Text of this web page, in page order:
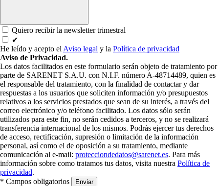
Quiero recibir la newsletter trimestral
✔
He leído y acepto el Aviso legal y la Política de privacidad
Aviso de Privacidad.
Los datos facilitados en este formulario serán objeto de tratamiento por
parte de SARENET S.A.U. con N.I.F. número A-48714489, quien es
el responsable del tratamiento, con la finalidad de contactar y dar
respuestas a los usuarios que soliciten información y/o presupuestos
relativos a los servicios prestados que sean de su interés, a través del
correo electrónico y/o teléfono facilitado. Los datos sólo serán
utilizados para este fin, no serán cedidos a terceros, y no se realizará
transferencia internacional de los mismos. Podrás ejercer tus derechos
de acceso, rectificación, supresión o limitación de la información
personal, así como el de oposición a su tratamiento, mediante
comunicación al e-mail: protecciondedatos@sarenet.es. Para más
información sobre como tratamos tus datos, visita nuestra Política de
privacidad.
* Campos obligatorios
Enviar